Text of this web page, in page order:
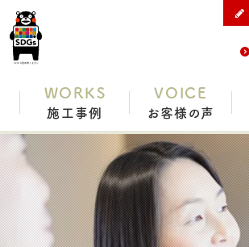
WORKS
施工事例
VOICE
お客様の声